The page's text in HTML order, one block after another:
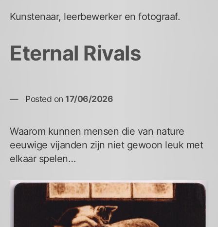
Kunstenaar, leerbewerker en fotograaf.
Eternal Rivals
Posted on 17/06/2026
Waarom kunnen mensen die van nature
eeuwige vijanden zijn niet gewoon leuk met
elkaar spelen…